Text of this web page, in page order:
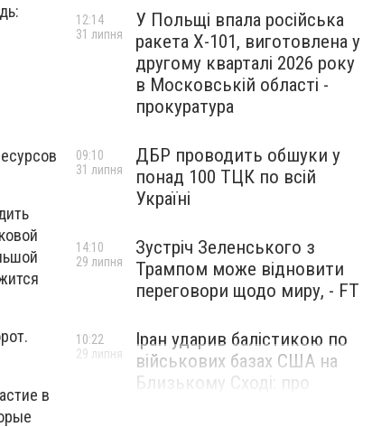
в
У Польщі впала російська
ракета X-101, виготовлена у
другому кварталі 2026 року
в Московській області -
прокуратура
12:14
31 липня
ДБР проводить обшуки у
понад 100 ТЦК по всій
Україні
09:10
31 липня
Зустріч Зеленського з
Трампом може відновити
переговори щодо миру, - FT
14:10
29 липня
Іран ударив балістикою по
військових базах США на
Близькому Сході: про
10:22
29 липня